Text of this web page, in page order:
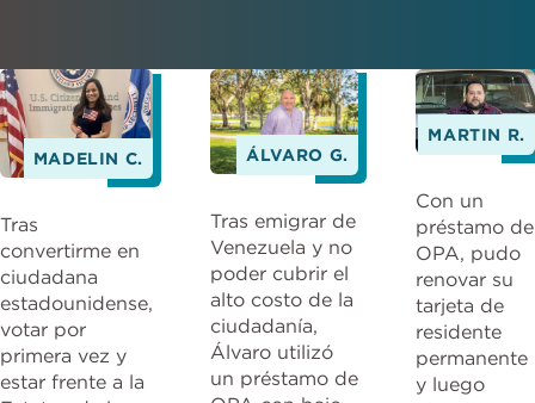
MADELIN C.
Tras
convertirme en
ciudadana
estadounidense,
votar por
primera vez y
estar frente a la
ÁLVARO G.
Tras emigrar de
Venezuela y no
poder cubrir el
alto costo de la
ciudadanía,
Álvaro utilizó
un préstamo de
MARTIN R.
Con un
préstamo de
OPA, pudo
renovar su
tarjeta de
residente
permanente
y luego